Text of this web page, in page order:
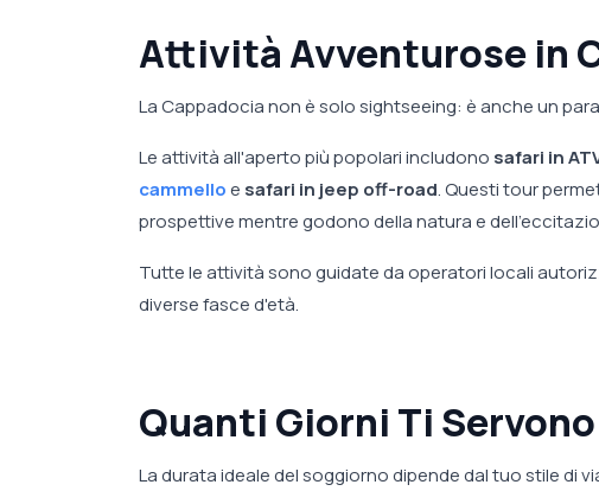
Attività Avventurose in
La Cappadocia non è solo sightseeing: è anche un
Le attività all'aperto più popolari includono safari in
cammelloe safari in jeep off-road. Questi tour
prospettive mentre godono della natura e
Tutte le attività sono guidate da operatori locali
diverse fasce d'età.
Quanti Giorni Ti
La durata ideale del soggiorno dipende dal tuo stile di